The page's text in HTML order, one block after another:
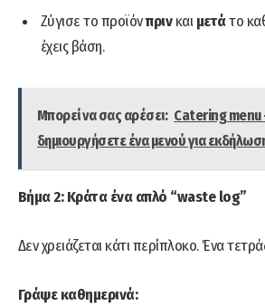
Ζύγισε το προϊόνπρινκαι μετάτο
έχεις βάση.
Μπορεί να σας αρέσει: Catering menu
δημιουργήσετε ένα μενού για
Βήμα 2: Κράτα ένα απλό “waste log”
Δεν χρειάζεται κάτι περίπλοκο. Ένα
Γράψε καθημερινά: